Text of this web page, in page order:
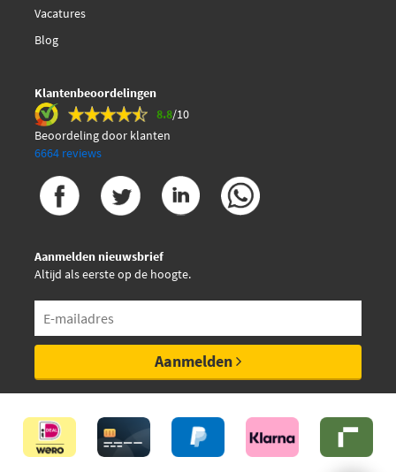
Vacatures
Blog
Klantenbeoordelingen
8.8/10
Beoordeling door klanten
6664 reviews
Aanmelden nieuwsbrief
Altijd als eerste op de hoogte.
Aanmelden